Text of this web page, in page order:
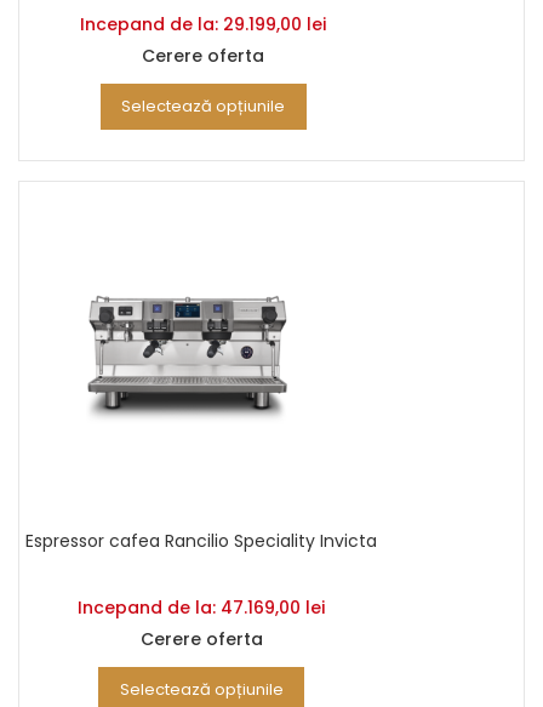
Incepand de la: 29.199,00 lei
Cerere oferta
Selectează opțiunile
Espressor cafea Rancilio Speciality Invicta
Incepand de la: 47.169,00 lei
Cerere oferta
Selectează opțiunile